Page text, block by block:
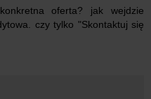
oferta? jak wejdzie
czy tylko "Skontaktuj się